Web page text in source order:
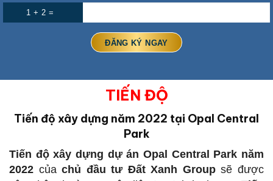
1 + 2 =
TIẾN ĐỘ
Tiến độ xây dựng năm 2022 tại Opal Central
Park
Tiến độ xây dựng dự án Opal Central Park năm
2022 củachủ đầu tư Đất Xanh Groupsẽ được